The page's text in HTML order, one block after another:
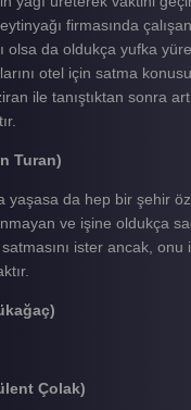
firmasında
olsa da oldukça yufka
otel için satma
ile tanıştıktan sonra
Turan)
yaşasa da hep bir şehir
ve işine oldukça
satmasını ister ancak,
Çolak)